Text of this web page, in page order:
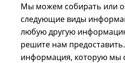
Мы можем собирать или
следующие виды
любую другую
решите нам
информация, которую мы